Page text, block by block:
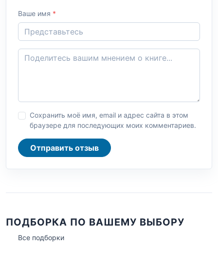
Ваше имя *
Сохранить моё имя, email и адрес сайта в этом
браузере для последующих моих комментариев.
Отправить отзыв
ПОДБОРКА ПО ВАШЕМУ ВЫБОРУ
Все подборки